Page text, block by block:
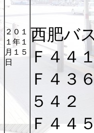
２０１
１年１
月１５
日
西肥バ
Ｆ４４
Ｆ４
５４
Ｆ４４